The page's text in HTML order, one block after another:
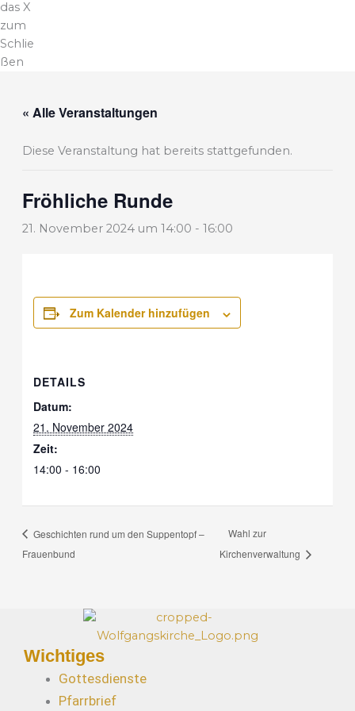
das X
zum
Schlie
ßen
« Alle Veranstaltungen
Diese Veranstaltung hat bereits stattgefunden.
Fröhliche Runde
21. November 2024 um 14:00 - 16:00
Zum Kalender hinzufügen
DETAILS
Datum:
21. November 2024
Zeit:
14:00 - 16:00
Geschichten rund um den Suppentopf –
Frauenbund
Wahl zur
Kirchenverwaltung
Wichtiges
Gottesdienste
Pfarrbrief